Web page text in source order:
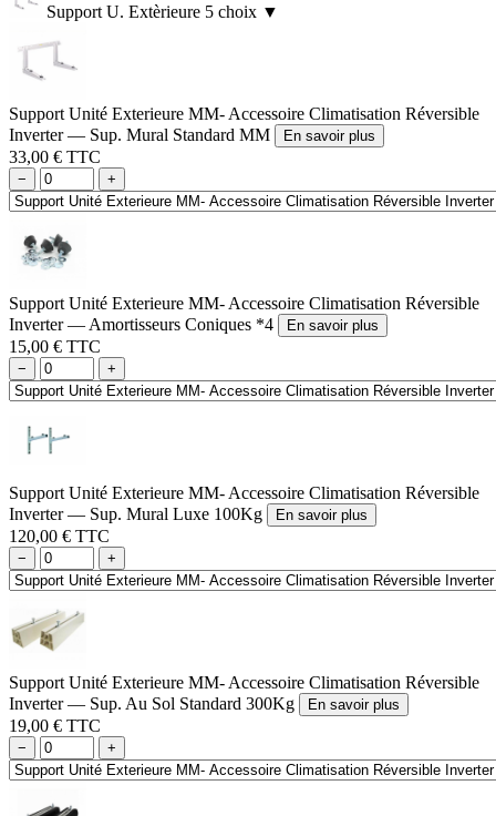
Support U. Extèrieure 5 choix ▼
Support Unité Exterieure MM- Accessoire Climatisation Réversible
Inverter — Sup. Mural Standard MM
En savoir plus
33,00 € TTC
− +
Support Unité Exterieure MM- Accessoire Climatisation Réversible
Inverter — Amortisseurs Coniques *4
En savoir plus
15,00 € TTC
− +
Support Unité Exterieure MM- Accessoire Climatisation Réversible
Inverter — Sup. Mural Luxe 100Kg
En savoir plus
120,00 € TTC
− +
Support Unité Exterieure MM- Accessoire Climatisation Réversible
Inverter — Sup. Au Sol Standard 300Kg
En savoir plus
19,00 € TTC
− +